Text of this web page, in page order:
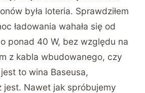
była loteria. Sprawdziłem
ładowania wahała się od
ponad 40 W, bez względu na
z kabla wbudowanego, czy
to wina Baseusa,
jest. Nawet jak spróbujemy